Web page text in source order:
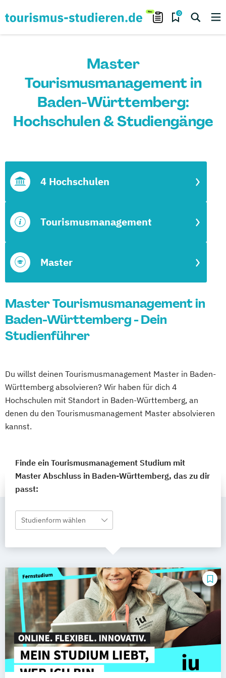
0
Master
Tourismusmanagement in
Baden-Württemberg:
Hochschulen & Studiengänge
Master
Tourismusmanagement
4 Hochschulen
Master Tourismusmanagement in
Baden-Württemberg - Dein
Studienführer
Du willst deinen Tourismusmanagement Master in Baden-
Württemberg absolvieren? Wir haben für dich 4
Hochschulen mit Standort in Baden-Württemberg, an
denen du den Tourismusmanagement Master absolvieren
kannst.
Finde ein Tourismusmanagement Studium mit
Master Abschluss in Baden-Württemberg, das zu dir
passt:
Studienform wählen